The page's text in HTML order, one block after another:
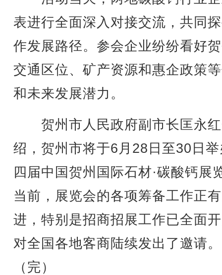
表进行全面深入对接交流，共同
作发展路径。参会企业纷纷看好
交通区位、矿产资源和惠企政策
和未来发展潜力。
贺州市人民政府副市长匡永
绍，贺州市将于6月28日至30日
四届中国贺州国际石材·碳酸钙展
当前，展览会的各项筹备工作正
进，特别是招商招展工作已全面
对全国各地客商陆续发出了邀请。
（完）